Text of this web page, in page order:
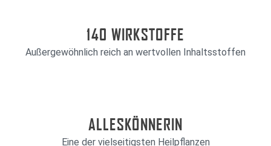
140 WIRKSTOFFE
Außergewöhnlich reich an wertvollen Inhaltsstoffen
ALLESKÖNNERIN
Eine der vielseitigsten Heilpflanzen